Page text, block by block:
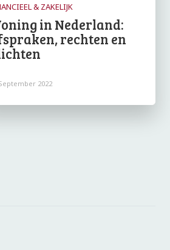
& ZAKELIJK
in Nederland:
rechten en
2022